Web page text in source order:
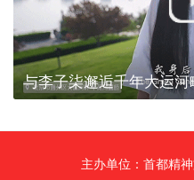
与李子柒邂逅千年大运
主办单位：首都精